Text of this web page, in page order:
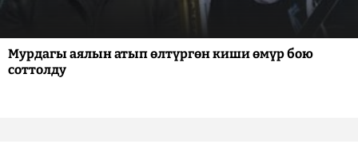
Мурдагы аялын атып өлтүргөн киши өмүр бою
соттолду